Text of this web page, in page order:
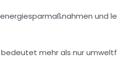
bedeutet mehr als nur